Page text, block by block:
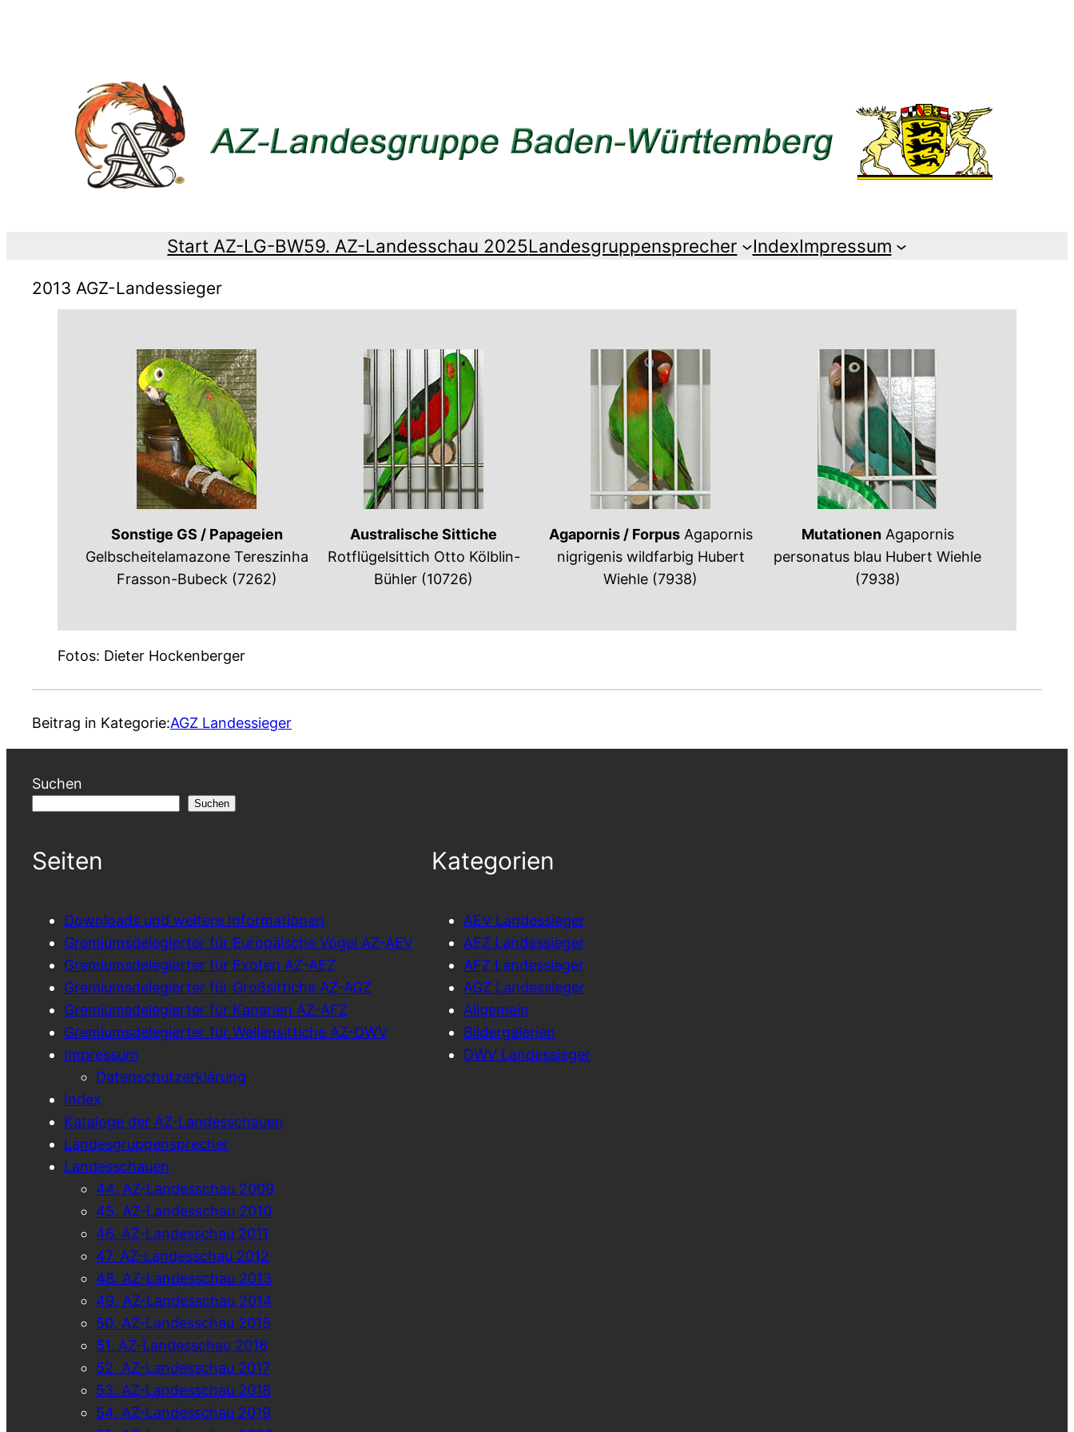
Start AZ-LG-BW59. AZ-Landesschau 2025Landesgruppensprecher IndexImpressum
2013 AGZ-Landessieger
Sonstige GS / Papageien
Gelbscheitelamazone Tereszinha
Frasson-Bubeck (7262)
Australische Sittiche
Rotflügelsittich Otto Kölblin-
Bühler (10726)
Agapornis / ForpusAgapornis
nigrigenis wildfarbig Hubert
Wiehle (7938)
MutationenAgapornis
personatus blau Hubert Wiehle
(7938)
Fotos: Dieter Hockenberger
Beitrag in Kategorie:AGZ Landessieger
Suchen
Suchen
Seiten
Downloads und weitere Informationen
Gremiumsdelegierter für Europäische Vögel AZ-AEV
Gremiumsdelegierter für Exoten AZ-AEZ
Gremiumsdelegierter für Großsittiche AZ-AGZ
Gremiumsdelegierter für Kanarien AZ-AFZ
Gremiumsdelegierter für Wellensittiche AZ-DWV
Impressum
Datenschutzerklärung
Index
Kataloge der AZ-Landesschauen
Landesgruppensprecher
Landesschauen
44. AZ-Landesschau 2009
45. AZ-Landesschau 2010
46. AZ-Landesschau 2011
47. AZ-Landesschau 2012
48. AZ-Landesschau 2013
49. AZ-Landesschau 2014
50. AZ-Landesschau 2015
51. AZ-Landesschau 2016
52. AZ-Landesschau 2017
53. AZ-Landesschau 2018
54. AZ-Landesschau 2019
Kategorien
AEV Landessieger
AEZ Landessieger
AFZ Landessieger
AGZ Landessieger
Allgemein
Bildergalerien
DWV Landessieger